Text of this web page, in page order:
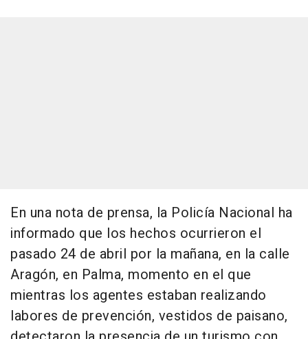
En una nota de prensa, la Policía Nacional ha
informado que los hechos ocurrieron el
pasado 24 de abril por la mañana, en la calle
Aragón, en Palma, momento en el que
mientras los agentes estaban realizando
labores de prevención, vestidos de paisano,